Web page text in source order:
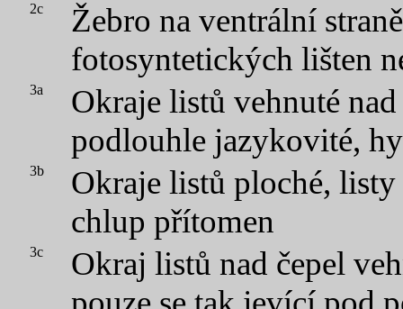
2c
Žebro na ventrální
fotosyntetických lišten
3a
Okraje listů vehnuté
podlouhle jazykovité,
3b
Okraje listů ploché,
chlup přítomen
3c
Okraj listů nad čepel